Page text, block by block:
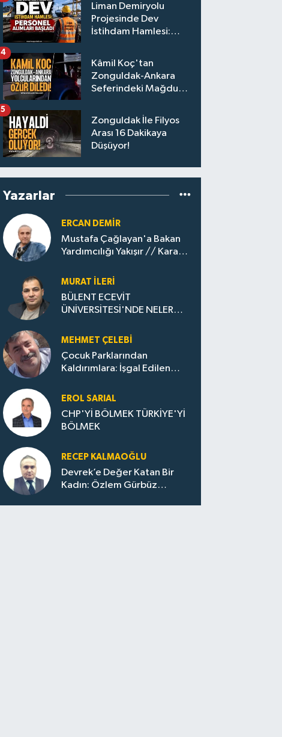
Liman Demiryolu
Projesinde Dev
İstihdam Hamlesi:
Kâmil Koç'tan
Zonguldak-Ankara
Seferindeki Mağdur
4
Zonguldak İle Filyos
Arası 16 Dakikaya
Düşüyor!
5
Yazarlar
ERCAN DEMIR
Mustafa Çağlayan'a Bakan
Yardımcılığı Yakışır // ​Kara
Zonguldak'ın Dönüşümü..
MURAT İLERI
BÜLENT ECEVİT
ÜNİVERSİTESİ'NDE NELER
MEHMET ÇELEBI
Çocuk Parklarından
Kaldırımlara: İşgal Edilen
Evler Çöp Dolu
EROL SARIAL
CHP'Yİ BÖLMEK TÜRKİYE'Yİ
BÖLMEK
RECEP KALMAOĞLU
Devrek’e Değer Katan Bir
Kadın: Özlem Gürbüz